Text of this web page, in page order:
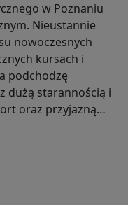
w Poznaniu
Nieustannie
nowoczesnych
kursach i
podchodzę
dużą starannością i
oraz przyjazną